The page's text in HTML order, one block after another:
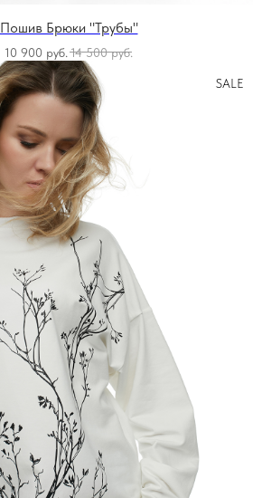
Пошив Брюки "Трубы"
10 900 руб. 14 500 руб.
SALE